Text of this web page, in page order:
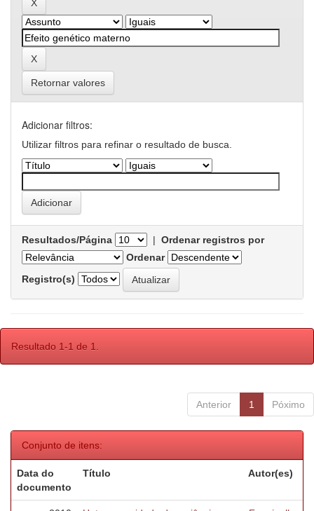
Retornar valores
Adicionar filtros:
Utilizar filtros para refinar o resultado de busca.
Resultados/Página | Ordenar registros por
Ordenar
Registro(s)
Resultado 1-1 de 1.
Anterior 1 Póximo
Conjunto de itens:
Data do
documento
Título Autor(es)